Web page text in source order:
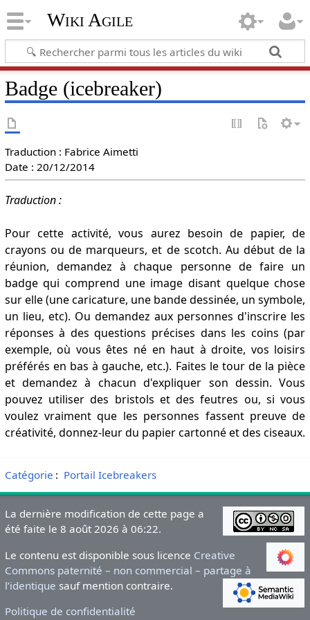
Wiki Agile
Badge (icebreaker)
Traduction : Fabrice Aimetti
Date : 20/12/2014
Traduction :
Pour cette activité, vous aurez besoin de papier, de
crayons ou de marqueurs, et de scotch. Au début de la
réunion, demandez à chaque personne de faire un
badge qui comprend une image disant quelque chose
sur elle (une caricature, une bande dessinée, un symbole,
un lieu, etc). Ou demandez aux personnes d'inscrire les
réponses à des questions précises dans les coins (par
exemple, où vous êtes né en haut à droite, vos loisirs
préférés en bas à gauche, etc.). Faites le tour de la pièce
et demandez à chacun d'expliquer son dessin. Vous
pouvez utiliser des bristols et des feutres ou, si vous
voulez vraiment que les personnes fassent preuve de
créativité, donnez-leur du papier cartonné et des ciseaux.
Catégorie : Portail Icebreakers
La dernière modification de cette page a
été faite le 8 août 2026 à 06:22.
Le contenu est disponible sous licence Creative
Commons paternité – non commercial – partage à
l’identique sauf mention contraire.
Politique de confidentialité